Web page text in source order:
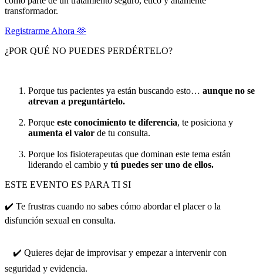
transformador.
Registrarme Ahora 🫶
¿POR QUÉ NO PUEDES PERDÉRTELO?
Porque tus pacientes ya están buscando esto… aunque no se
atrevan a preguntártelo.
Porque este conocimiento te diferencia, te posiciona y
aumenta el valor de tu consulta.
Porque los fisioterapeutas que dominan este tema están
liderando el cambio y tú puedes ser uno de ellos.
ESTE EVENTO ES PARA TI SI
✔️ Te frustras cuando no sabes cómo abordar el placer o la
disfunción sexual en consulta.
✔️ Quieres dejar de improvisar y empezar a intervenir con
seguridad y evidencia.